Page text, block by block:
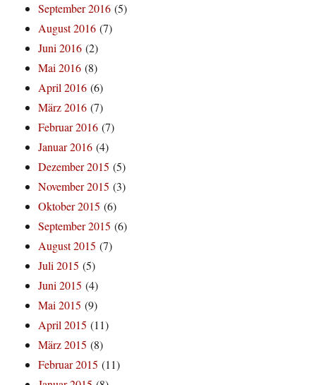
September 2016 (5)
August 2016 (7)
Juni 2016 (2)
Mai 2016 (8)
April 2016 (6)
März 2016 (7)
Februar 2016 (7)
Januar 2016 (4)
Dezember 2015 (5)
November 2015 (3)
Oktober 2015 (6)
September 2015 (6)
August 2015 (7)
Juli 2015 (5)
Juni 2015 (4)
Mai 2015 (9)
April 2015 (11)
März 2015 (8)
Februar 2015 (11)